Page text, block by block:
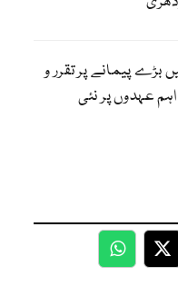
بڑے پیمانے پر تقرر و
عہدوں پر نئی